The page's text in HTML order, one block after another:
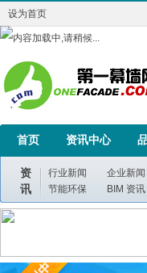
设为首页
首页 资讯中心
资
讯
行业新闻 企业新闻
节能环保
BIM 资讯